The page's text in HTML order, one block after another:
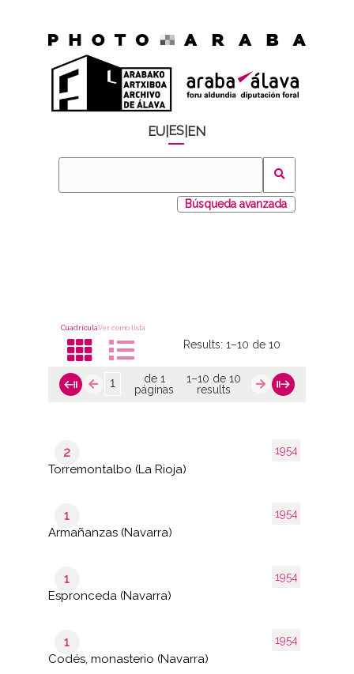
EU ES EN
Búsqueda avanzada
CuadrículaVer como lista
Results:1–10 de 10
de 1
páginas
1–10 de 10
results
1954
2
Torremontalbo (La Rioja)
1954
1
Armañanzas (Navarra)
1954
1
Espronceda (Navarra)
1954
1
Codés, monasterio (Navarra)